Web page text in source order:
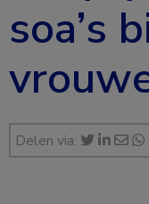
soa’s
Delen via: